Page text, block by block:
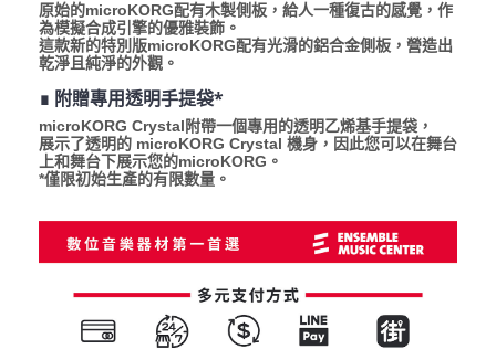
原始的microKORG配有木製側板，給人一種復古的感覺，作
為模擬合成引擎的優雅裝飾。
這款新的特別版microKORG配有光滑的鋁合金側板，營造出
乾淨且純淨的外觀。
∎ 附贈專用透明手提袋*
microKORG Crystal附帶一個專用的透明乙烯基手提袋，
展示了透明的 microKORG Crystal 機身，因此您可以在舞台
上和舞台下展示您的microKORG。
*僅限初始生產的有限數量。